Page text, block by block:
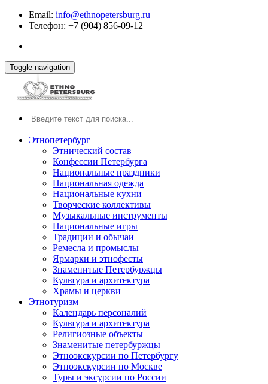
Email: info@ethnopetersburg.ru
Телефон: +7 (904) 856-09-12
Toggle navigation
Этнопетербург
Этнический состав
Конфессии Петербурга
Национальные праздники
Национальная одежда
Национальные кухни
Творческие коллективы
Музыкальные инструменты
Национальные игры
Традиции и обычаи
Ремесла и промыслы
Ярмарки и этнофесты
Знаменитые Петербуржцы
Культура и архитектура
Храмы и церкви
Этнотуризм
Календарь персоналий
Культура и архитектура
Религиозные объекты
Знаменитые петербуржцы
Этноэкскурсии по Петербургу
Этноэкскурсии по Москве
Туры и эксурсии по России